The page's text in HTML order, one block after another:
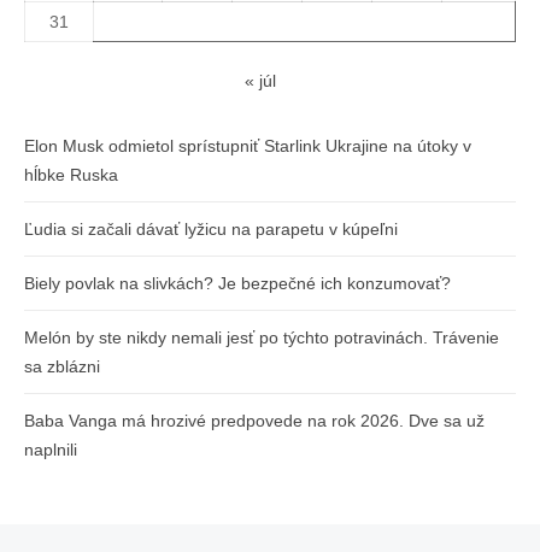
31
« júl
Elon Musk odmietol sprístupniť Starlink Ukrajine na útoky v
hĺbke Ruska
Ľudia si začali dávať lyžicu na parapetu v kúpeľni
Biely povlak na slivkách? Je bezpečné ich konzumovať?
Melón by ste nikdy nemali jesť po týchto potravinách. Trávenie
sa zblázni
Baba Vanga má hrozivé predpovede na rok 2026. Dve sa už
naplnili